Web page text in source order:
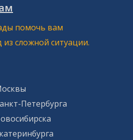
помочь вам
сложной ситуации.
Петербурга